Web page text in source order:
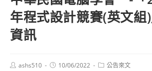
年程式設計競賽(英文組
資訊
Postashs510
Post10/06/2022
Post公告來文